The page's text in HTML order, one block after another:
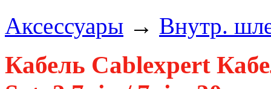
Аксессуары → Внутр.
Кабель Cablexpert